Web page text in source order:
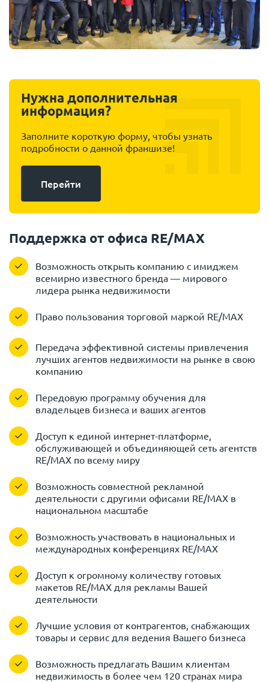
Нужна дополнительная
информация?
Заполните короткую форму, чтобы узнать
подробности о данной франшизе!
Перейти
Поддержка от офиса RE/MAX
Возможность открыть компанию с имиджем
всемирно известного бренда — мирового
лидера рынка недвижимости
Право пользования торговой маркой RE/MAX
Передача эффективной системы привлечения
лучших агентов недвижимости на рынке в свою
компанию
Передовую программу обучения для
владельцев бизнеса и ваших агентов
Доступ к единой интернет-платформе,
обслуживающей и объединяющей сеть агентств
RE/MAX по всему миру
Возможность совместной рекламной
деятельности с другими офисами RE/MAX в
национальном масштабе
Возможность участвовать в национальных и
международных конференциях RE/MAX
Доступ к огромному количеству готовых
макетов RE/MAX для рекламы Вашей
деятельности
Лучшие условия от контрагентов, снабжающих
товары и сервис для ведения Вашего бизнеса
Возможность предлагать Вашим клиентам
недвижимость в более чем 120 странах мира